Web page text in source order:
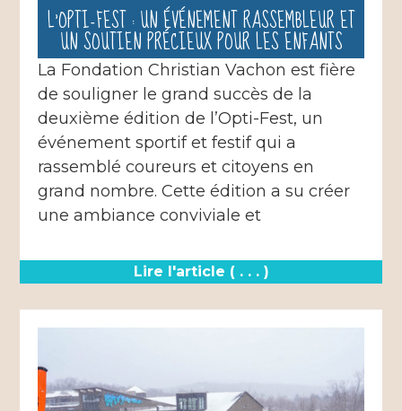
L’OPTI-FEST : UN ÉVÉNEMENT RASSEMBLEUR ET
UN SOUTIEN PRÉCIEUX POUR LES ENFANTS
La Fondation Christian Vachon est fière
de souligner le grand succès de la
deuxième édition de l’Opti-Fest, un
événement sportif et festif qui a
rassemblé coureurs et citoyens en
grand nombre. Cette édition a su créer
une ambiance conviviale et
Lire l'article ( . . . )